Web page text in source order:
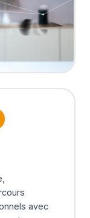
avec